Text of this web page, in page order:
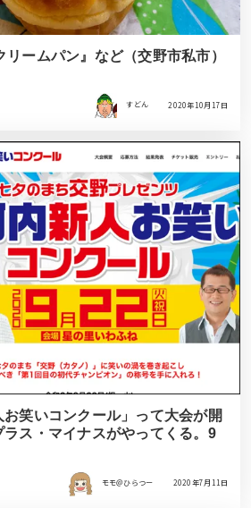
リームパン』など（交野市私市）
すどん 2020年10月17日
笑いコンクール」って大会が開
ス・マイナスがやってくる。9
モモ＠ひらつー 2020年7月11日